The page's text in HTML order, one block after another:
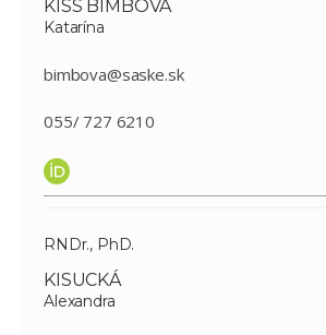
KISS BIMBOVÁ
Katarína
bimbova@saske.sk
055/ 727 6210
RNDr., PhD.
KISUCKÁ
Alexandra